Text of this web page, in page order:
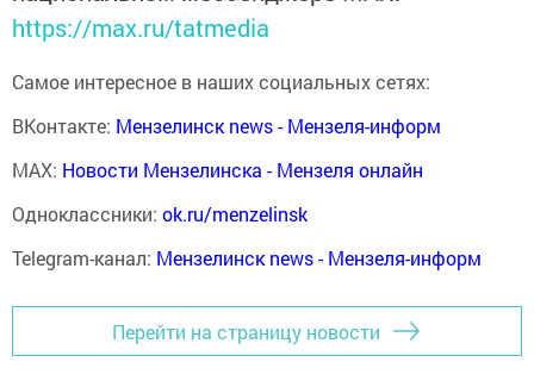
https://max.ru/tatmedia
Самое интересное в наших социальных сетях:
ВКонтакте: Мензелинск news - Мензеля-информ
MAX: Новости Мензелинска - Мензеля онлайн
Одноклассники: ok.ru/menzelinsk
Telegram-канал: Мензелинск news - Мензеля-информ
Перейти на страницу новости